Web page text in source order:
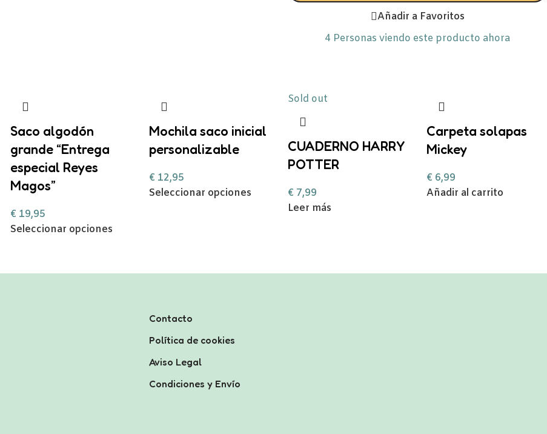
Añadir a Favoritos
4 Personas viendo este producto ahora
Saco algodón
grande “Entrega
especial Reyes
Magos”
€ 19,95
Seleccionar opciones
Mochila saco inicial
personalizable
€ 12,95
Seleccionar opciones
Sold out
CUADERNO HARRY
POTTER
€ 7,99
Leer más
Carpeta solapas
Mickey
€ 6,99
Añadir al carrito
Contacto
Política de cookies
Aviso Legal
Condiciones y Envío